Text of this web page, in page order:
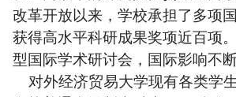
改革开放以来，学校承担了多项
获得高水平科研成果奖项近百项
型国际学术研讨会，国际影响不
对外经济贸易大学现有各类学